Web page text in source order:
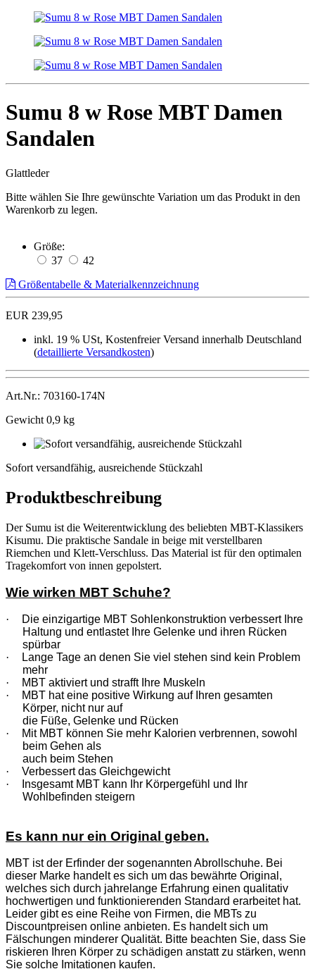
Sumu 8 w Rose MBT Damen
Sandalen
Glattleder
Bitte wählen Sie Ihre gewünschte Variation um das Produkt in den
Warenkorb zu legen.
Größe:
37
42
Größentabelle & Materialkennzeichnung
EUR 239,95
inkl. 19 % USt, Kostenfreier Versand innerhalb Deutschland
(detaillierte Versandkosten)
Art.Nr.: 703160-174N
Gewicht 0,9 kg
Sofort versandfähig, ausreichende Stückzahl
Produktbeschreibung
Der Sumu ist die Weiterentwicklung des beliebten MBT-Klassikers
Kisumu. Die praktische Sandale in beige mit verstellbaren
Riemchen und Klett-Verschluss. Das Material ist für den optimalen
Tragekomfort von innen gepolstert.
Wie wirken MBT Schuhe?
·
Die einzigartige MBT Sohlenkonstruktion verbessert Ihre
Haltung und entlastet Ihre Gelenke und ihren Rücken
spürbar
·
Lange Tage an denen Sie viel stehen sind kein Problem
mehr
·
MBT aktiviert und strafft Ihre Muskeln
·
MBT hat eine positive Wirkung auf Ihren gesamten
Körper, nicht nur auf
die Füße, Gelenke und Rücken
·
Mit MBT können Sie mehr Kalorien verbrennen, sowohl
beim Gehen als
auch beim Stehen
·
Verbessert das Gleichgewicht
·
Insgesamt MBT kann Ihr Körpergefühl und Ihr
Wohlbefinden steigern
Es kann nur ein Original geben.
MBT ist der Erfinder der sogenannten Abrollschuhe. Bei
dieser Marke handelt es sich um das bewährte Original,
welches sich durch jahrelange Erfahrung einen qualitativ
hochwertigen und funktionierenden Standard erarbeitet hat.
Leider gibt es eine Reihe von Firmen, die MBTs zu
Discountpreisen online anbieten. Es handelt sich um
Fälschungen minderer Qualität. Bitte beachten Sie, dass Sie
riskieren Ihren Körper zu schädigen anstatt zu stärken, wenn
Sie solche Imitationen kaufen.